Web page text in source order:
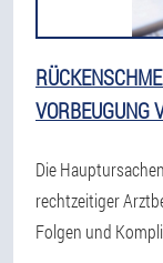
VORBEUGUNG
Die
rechtzeitiger
Folgen und